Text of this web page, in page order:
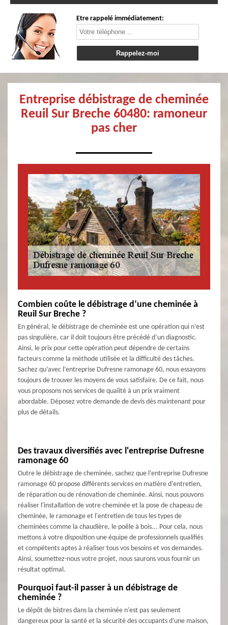
Etre rappelé immédiatement:
Entreprise débistrage de cheminée
Reuil Sur Breche 60480: ramoneur
pas cher
Combien coûte le débistrage d’une cheminée à
Reuil Sur Breche ?
En général, le débistrage de cheminée est une opération qui n’est
pas singulière, car il doit toujours être précédé d’un diagnostic.
Ainsi, le prix pour cette opération peut dépendre de certains
facteurs comme la méthode utilisée et la difficulté des tâches.
Sachez qu’avec l’entreprise Dufresne ramonage 60, nous essayons
toujours de trouver les moyens de vous satisfaire. De ce fait, nous
vous proposons nos services de qualité à un prix vraiment
abordable. Déposez votre demande de devis dès maintenant pour
plus de détails.
Des travaux diversifiés avec l'entreprise Dufresne
ramonage 60
Outre le débistrage de cheminée, sachez que l'entreprise Dufresne
ramonage 60 propose différents services en matière d'entretien,
de réparation ou de rénovation de cheminée. Ainsi, nous pouvons
réaliser l'installation de votre cheminée et la pose de chapeau de
cheminée, le ramonage et l'entretien de tous les types de
cheminées comme la chaudière, le poêle à bois... Pour cela, nous
mettons à votre disposition une équipe de professionnels qualifiés
et compétents aptes à réaliser tous vos besoins et vos demandes.
Ainsi, soumettez-nous votre projet, nous saurons vous fournir un
résultat optimal.
Pourquoi faut-il passer à un débistrage de
cheminée ?
Le dépôt de bistres dans la cheminée n'est pas seulement
dangereux pour la santé et la sécurité des occupants d'une maison,